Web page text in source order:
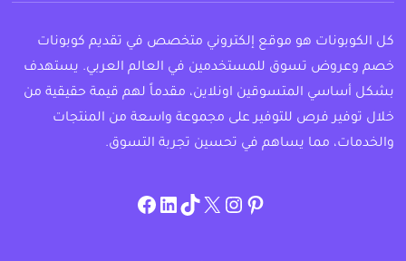
كل الكوبونات هو موقع إلكتروني متخصص في تقديم كوبونات
خصم وعروض تسوق للمستخدمين في العالم العربي. يستهدف
بشكل أساسي المتسوقين اونلاين، مقدماً لهم قيمة حقيقية من
خلال توفير فرص للتوفير على مجموعة واسعة من المنتجات
والخدمات، مما يساهم في تحسين تجربة التسوق.
pinterest
allcouponat
twitter
TikTok
linkedin
facebook